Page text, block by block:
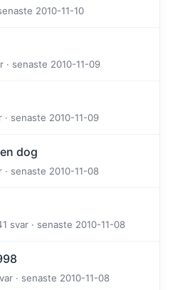
2010-11-10
· senaste 2010-11-09
· senaste 2010-11-09
dog
· senaste 2010-11-08
svar · senaste 2010-11-08
· senaste 2010-11-08